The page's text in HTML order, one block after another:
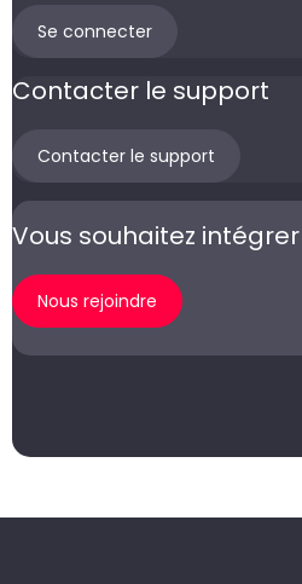
Se connecter
Contacter le support
Contacter le support
Vous souhaitez intégrer
Nous rejoindre